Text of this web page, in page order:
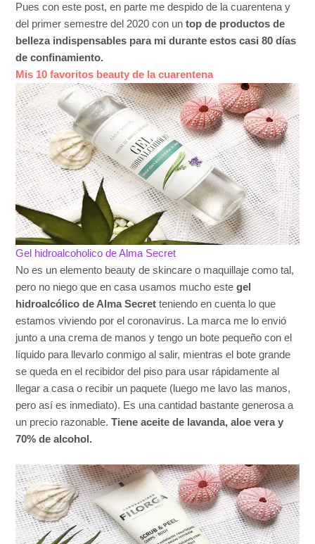
Pues con este post, en parte me despido de la cuarentena y
del primer semestre del 2020 con untop de productos de
belleza indispensables para mi durante estos casi 80 días
de confinamiento.
Mis 10 favoritos beauty de la cuarentena
Gel hidroalcoholico de Alma Secret
No es un elemento beauty de skincare o maquillaje como tal,
pero no niego que en casa usamos mucho estegel
hidroalcólico de Alma Secretteniendo en cuenta lo que
estamos viviendo por el coronavirus. La marca me lo envió
junto a una crema de manos y tengo un bote pequeño con el
líquido para llevarlo conmigo al salir, mientras el bote grande
se queda en el recibidor del piso para usar rápidamente al
llegar a casa o recibir un paquete (luego me lavo las manos,
pero así es inmediato). Es una cantidad bastante generosa a
un precio razonable.Tiene aceite de lavanda, aloe vera y
70% de alcohol.